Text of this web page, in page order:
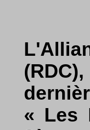
« Les